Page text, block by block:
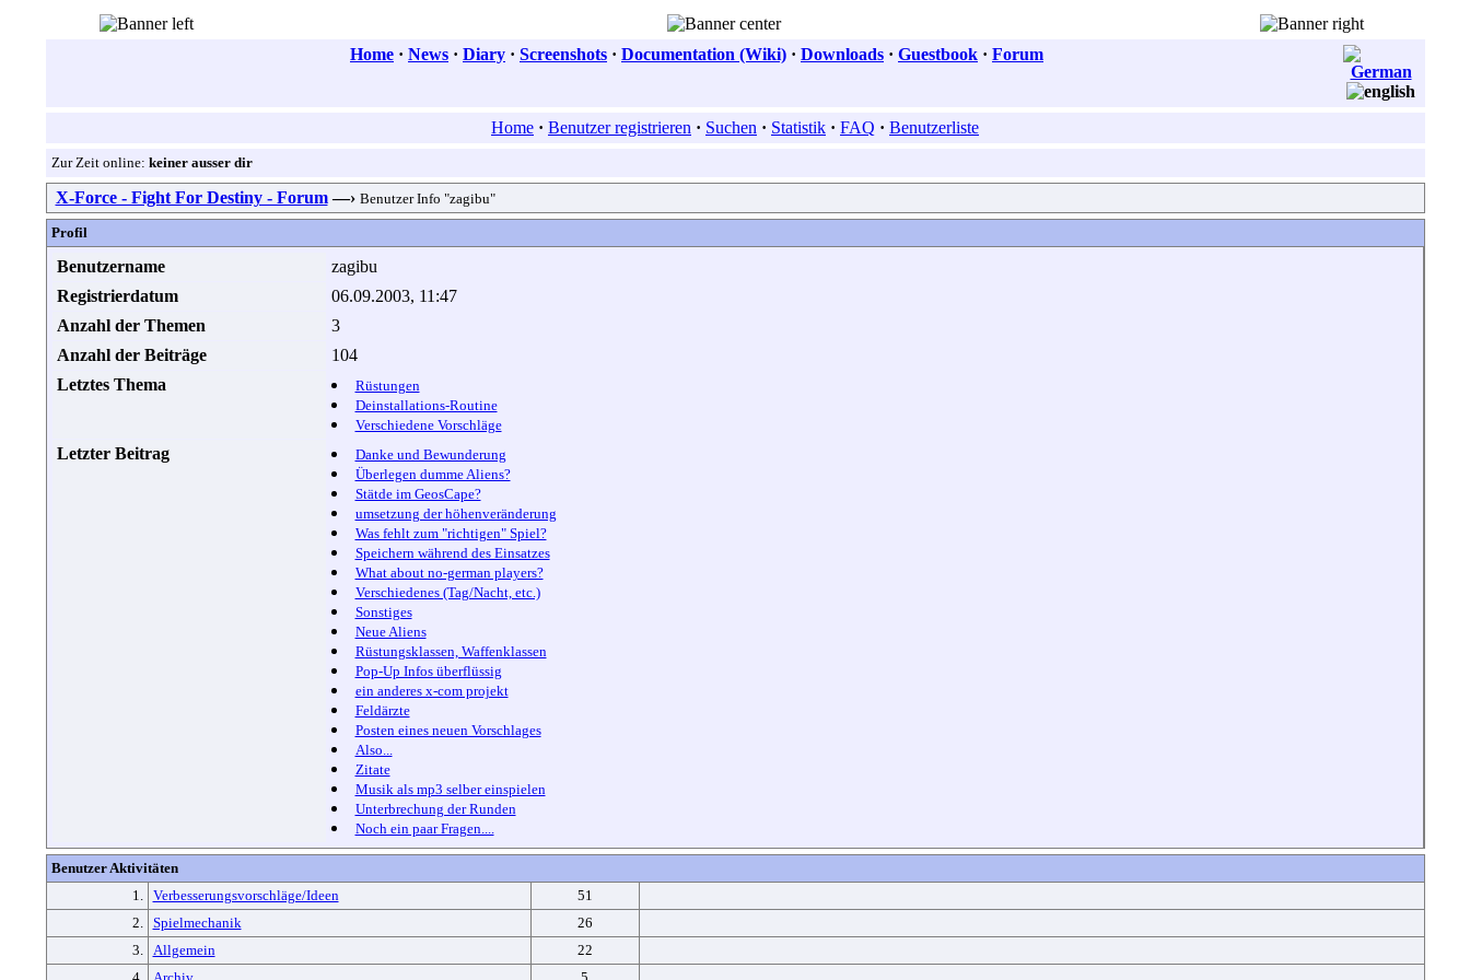
Home · News · Diary · Screenshots · Documentation (Wiki) · Downloads · Guestbook · Forum
Home · Benutzer registrieren · Suchen · Statistik · FAQ · Benutzerliste
Zur Zeit online: keiner ausser dir
X-Force - Fight For Destiny - Forum —› Benutzer Info "zagibu"
Profil
Benutzername
zagibu
Registrierdatum
06.09.2003, 11:47
Anzahl der Themen
3
Anzahl der Beiträge
104
Letztes Thema
Rüstungen
Deinstallations-Routine
Verschiedene Vorschläge
Letzter Beitrag
Danke und Bewunderung
Überlegen dumme Aliens?
Stätde im GeosCape?
umsetzung der höhenveränderung
Was fehlt zum "richtigen" Spiel?
Speichern während des Einsatzes
What about no-german players?
Verschiedenes (Tag/Nacht, etc.)
Sonstiges
Neue Aliens
Rüstungsklassen, Waffenklassen
Pop-Up Infos überflüssig
ein anderes x-com projekt
Feldärzte
Posten eines neuen Vorschlages
Also...
Zitate
Musik als mp3 selber einspielen
Unterbrechung der Runden
Noch ein paar Fragen....
Benutzer Aktivitäten
1.
Verbesserungsvorschläge/Ideen
51
2.
Spielmechanik
26
3.
Allgemein
22